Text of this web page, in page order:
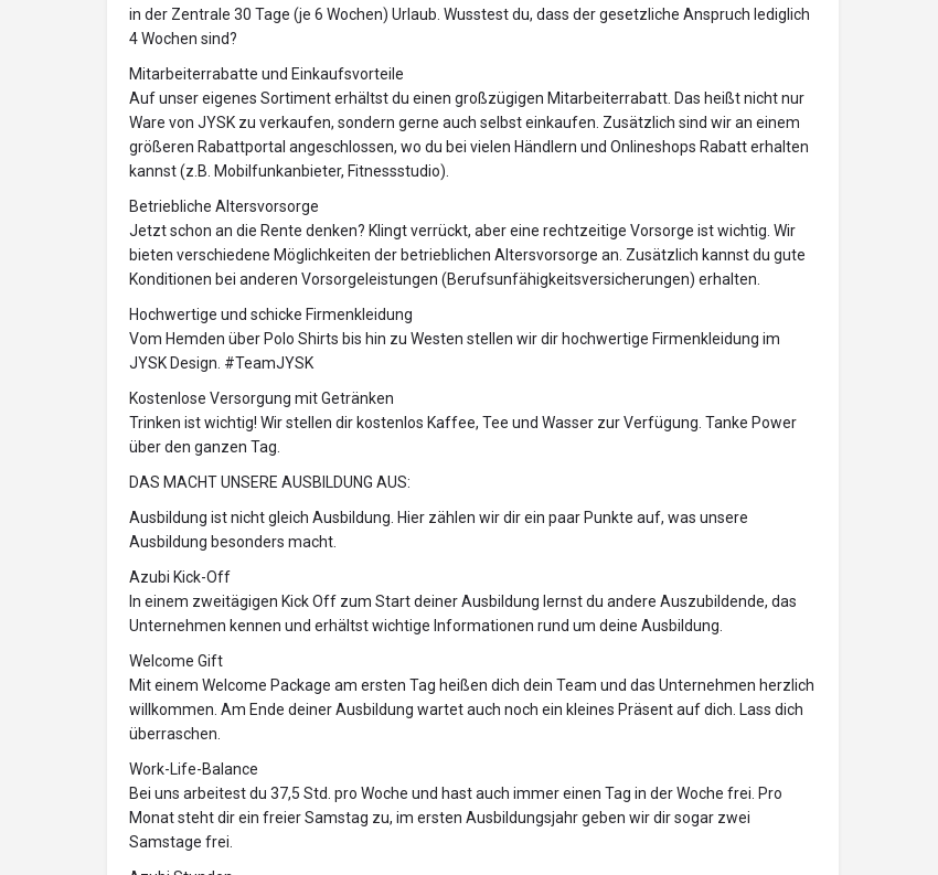
in der Zentrale 30 Tage (je 6 Wochen) Urlaub. Wusstest du, dass der gesetzliche Anspruch lediglich
4 Wochen sind?
Mitarbeiterrabatte und Einkaufsvorteile
Auf unser eigenes Sortiment erhältst du einen großzügigen Mitarbeiterrabatt. Das heißt nicht nur
Ware von JYSK zu verkaufen, sondern gerne auch selbst einkaufen. Zusätzlich sind wir an einem
größeren Rabattportal angeschlossen, wo du bei vielen Händlern und Onlineshops Rabatt erhalten
kannst (z.B. Mobilfunkanbieter, Fitnessstudio).
Betriebliche Altersvorsorge
Jetzt schon an die Rente denken? Klingt verrückt, aber eine rechtzeitige Vorsorge ist wichtig. Wir
bieten verschiedene Möglichkeiten der betrieblichen Altersvorsorge an. Zusätzlich kannst du gute
Konditionen bei anderen Vorsorgeleistungen (Berufsunfähigkeitsversicherungen) erhalten.
Hochwertige und schicke Firmenkleidung
Vom Hemden über Polo Shirts bis hin zu Westen stellen wir dir hochwertige Firmenkleidung im
JYSK Design. #TeamJYSK
Kostenlose Versorgung mit Getränken
Trinken ist wichtig! Wir stellen dir kostenlos Kaffee, Tee und Wasser zur Verfügung. Tanke Power
über den ganzen Tag.
DAS MACHT UNSERE AUSBILDUNG AUS:
Ausbildung ist nicht gleich Ausbildung. Hier zählen wir dir ein paar Punkte auf, was unsere
Ausbildung besonders macht.
Azubi Kick-Off
In einem zweitägigen Kick Off zum Start deiner Ausbildung lernst du andere Auszubildende, das
Unternehmen kennen und erhältst wichtige Informationen rund um deine Ausbildung.
Welcome Gift
Mit einem Welcome Package am ersten Tag heißen dich dein Team und das Unternehmen herzlich
willkommen. Am Ende deiner Ausbildung wartet auch noch ein kleines Präsent auf dich. Lass dich
überraschen.
Work-Life-Balance
Bei uns arbeitest du 37,5 Std. pro Woche und hast auch immer einen Tag in der Woche frei. Pro
Monat steht dir ein freier Samstag zu, im ersten Ausbildungsjahr geben wir dir sogar zwei
Samstage frei.